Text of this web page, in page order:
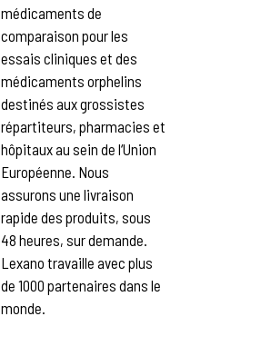
médicaments de
comparaison pour les
essais cliniques et des
médicaments orphelins
destinés aux grossistes
répartiteurs, pharmacies et
hôpitaux au sein de l‘Union
Européenne. Nous
assurons une livraison
rapide des produits, sous
48 heures, sur demande.
Lexano travaille avec plus
de 1000 partenaires dans le
monde.